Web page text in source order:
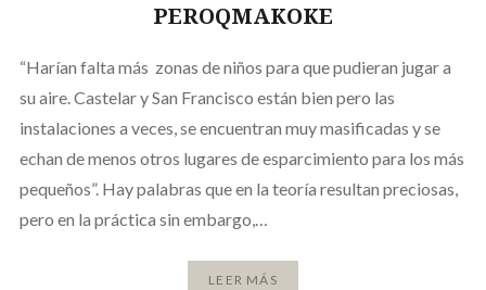
PEROQMAKOKE
“Harían falta más zonas de niños para que pudieran jugar a
su aire. Castelar y San Francisco están bien pero las
instalaciones a veces, se encuentran muy masificadas y se
echan de menos otros lugares de esparcimiento para los más
pequeños”. Hay palabras que en la teoría resultan preciosas,
pero en la práctica sin embargo,…
LEER MÁS